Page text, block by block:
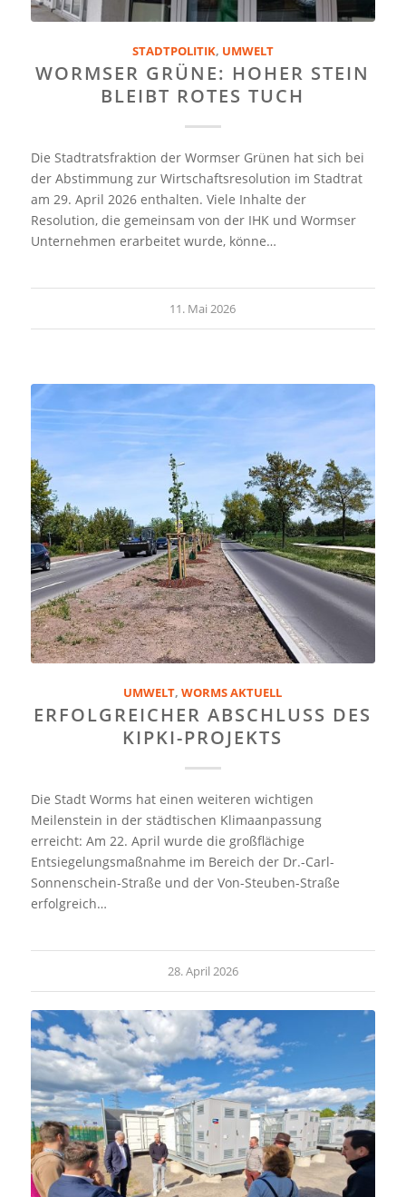
STADTPOLITIK, UMWELT
WORMSER GRÜNE: HOHER STEIN
BLEIBT ROTES TUCH
Die Stadtratsfraktion der Wormser Grünen hat sich bei
der Abstimmung zur Wirtschaftsresolution im Stadtrat
am 29. April 2026 enthalten. Viele Inhalte der
Resolution, die gemeinsam von der IHK und Wormser
Unternehmen erarbeitet wurde, könne…
11. Mai 2026
UMWELT,WORMS AKTUELL
ERFOLGREICHER ABSCHLUSS DES
KIPKI-PROJEKTS
Die Stadt Worms hat einen weiteren wichtigen
Meilenstein in der städtischen Klimaanpassung
erreicht: Am 22. April wurde die großflächige
Entsiegelungsmaßnahme im Bereich der Dr.-Carl-
Sonnenschein-Straße und der Von-Steuben-Straße
erfolgreich…
28. April 2026